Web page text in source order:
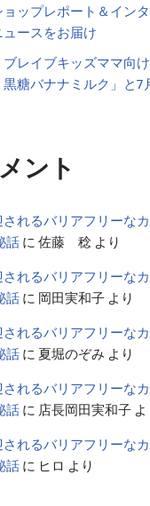
ップレポート＆イン
ースをお届け
ブレイブキッズママ向
糖バナナミルク」と7
ント
れるバリアフリーな
話 に 佐藤 稔 より
れるバリアフリーな
話 に 岡田実和子 より
れるバリアフリーな
話 に 夏堀のぞみ より
れるバリアフリーな
話 に 店長岡田実和子 よ
れるバリアフリーな
話 に ヒロ より